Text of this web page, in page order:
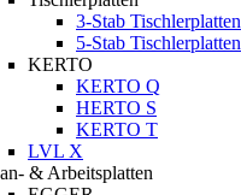
3-Stab Tischlerplatten
5-Stab Tischlerplatten
KERTO
KERTO Q
HERTO S
KERTO T
LVL X
& Arbeitsplatten